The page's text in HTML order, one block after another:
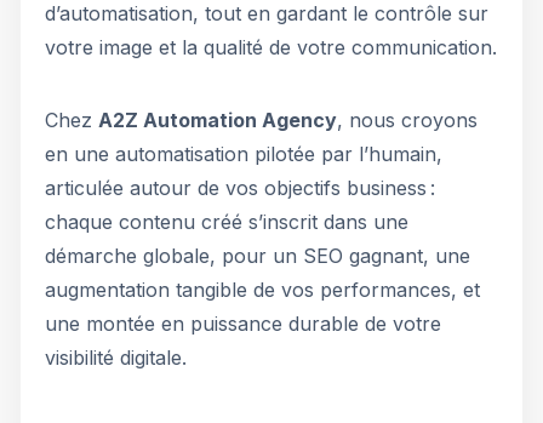
d’automatisation, tout en gardant le contrôle sur
votre image et la qualité de votre communication.
Chez A2Z Automation Agency, nous croyons
en une automatisation pilotée par l’humain,
articulée autour de vos objectifs business :
chaque contenu créé s’inscrit dans une
démarche globale, pour un SEO gagnant, une
augmentation tangible de vos performances, et
une montée en puissance durable de votre
visibilité digitale.